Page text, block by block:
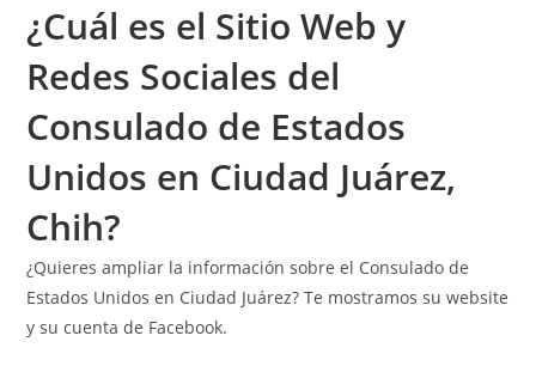
¿Cuál es el Sitio Web y
Redes Sociales del
Consulado de Estados
Unidos en Ciudad Juárez,
Chih?
¿Quieres ampliar la información sobre el Consulado de
Estados Unidos en Ciudad Juárez? Te mostramos su website
y su cuenta de Facebook.